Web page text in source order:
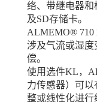
络、带继电器
及SD存储卡。
ALMEMO® 710
涉及气流或湿
偿。
使用选件KL，
力传感器）可
整或线性化进行